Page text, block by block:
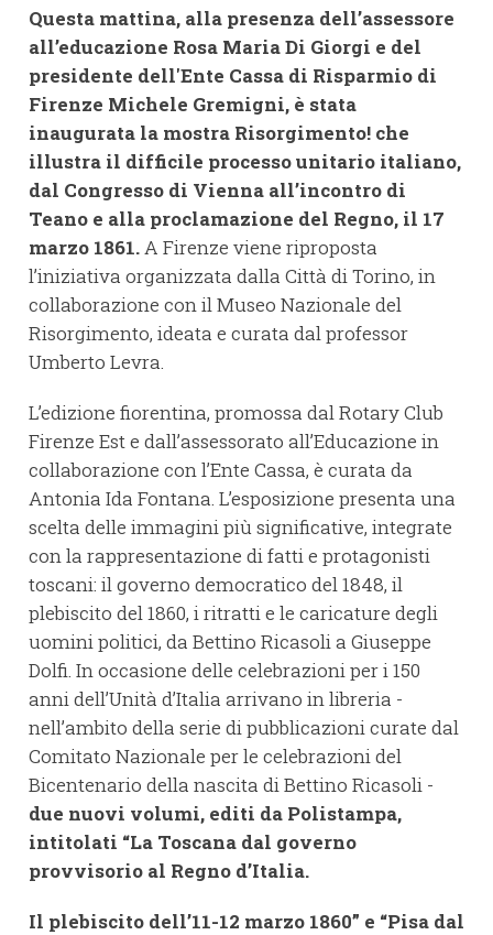
Questa mattina, alla presenza dell’assessore
all’educazione Rosa Maria Di Giorgi e del
presidente dell'Ente Cassa di Risparmio di
Firenze Michele Gremigni, è stata
inaugurata la mostra Risorgimento! che
illustra il difficile processo unitario italiano,
dal Congresso di Vienna all’incontro di
Teano e alla proclamazione del Regno, il 17
marzo 1861.A Firenze viene riproposta
l’iniziativa organizzata dalla Città di Torino, in
collaborazione con il Museo Nazionale del
Risorgimento, ideata e curata dal professor
Umberto Levra.
L’edizione fiorentina, promossa dal Rotary Club
Firenze Est e dall’assessorato all’Educazione in
collaborazione con l’Ente Cassa, è curata da
Antonia Ida Fontana. L’esposizione presenta una
scelta delle immagini più significative, integrate
con la rappresentazione di fatti e protagonisti
toscani: il governo democratico del 1848, il
plebiscito del 1860, i ritratti e le caricature degli
uomini politici, da Bettino Ricasoli a Giuseppe
Dolfi. In occasione delle celebrazioni per i 150
anni dell’Unità d’Italia arrivano in libreria -
nell’ambito della serie di pubblicazioni curate dal
Comitato Nazionale per le celebrazioni del
Bicentenario della nascita di Bettino Ricasoli -
due nuovi volumi, editi da Polistampa,
intitolati “La Toscana dal governo
provvisorio al Regno d’Italia.
Il plebiscito dell’11-12 marzo 1860” e “Pisa dal